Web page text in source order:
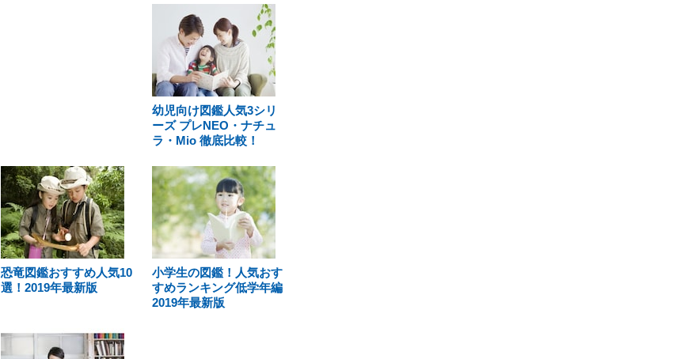
幼児向け図鑑人気3シリ
ーズ プレNEO・ナチュ
ラ・Mio 徹底比較！
恐竜図鑑おすすめ人気10
選！2019年最新版
小学生の図鑑！人気おす
すめランキング低学年編
2019年最新版